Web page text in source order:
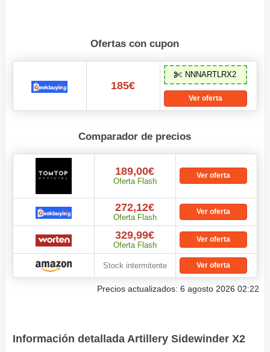
Ofertas con cupon
185€
NNNARTLRX2
Ver oferta
Comparador de precios
189,00€
Oferta Flash
Ver oferta
272,12€
Oferta Flash
Ver oferta
329,99€
Oferta Flash
Ver oferta
Stock intermitente Ver oferta
Precios actualizados: 6 agosto 2026 02:22
Información detallada Artillery Sidewinder X2